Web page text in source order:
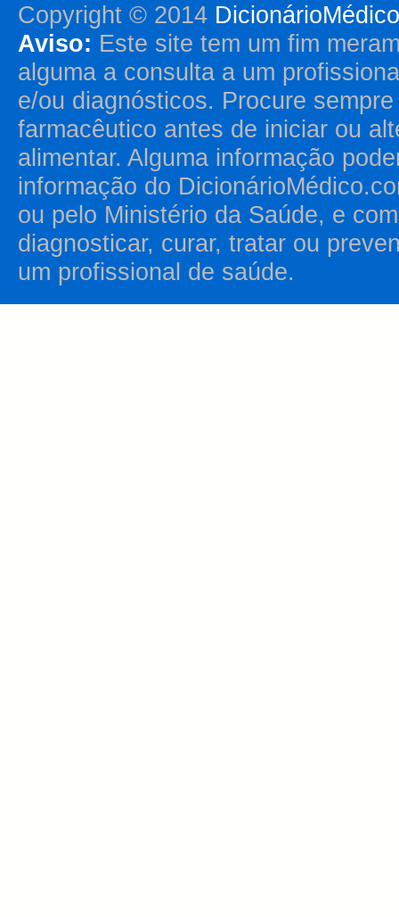
Copyright © 2014
Aviso: Este site tem um fim
alguma a consulta a um
e/ou diagnósticos. Procure
farmacêutico antes de iniciar ou
alimentar. Alguma informação
informação do
ou pelo Ministério da Saúde, e
diagnosticar, curar, tratar ou
um profissional de saúde.